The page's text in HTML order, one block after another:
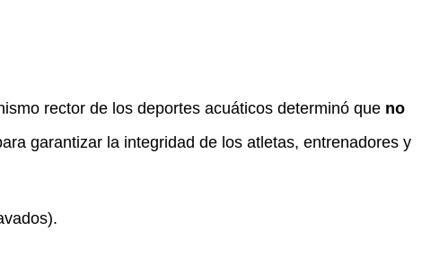
rector de los deportes acuáticos determinó que no
garantizar la integridad de los atletas, entrenadores y